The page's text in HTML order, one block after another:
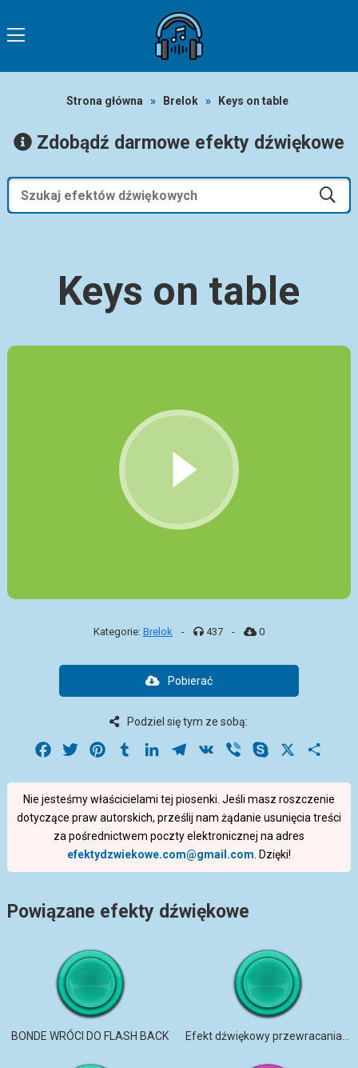
Strona główna » Brelok » Keys on table
Zdobądź darmowe efekty dźwiękowe
Keys on table
Kategorie: Brelok - 437 - 0
Pobierać
Podziel się tym ze sobą:
Facebook
Twitter PinterestTumblrLinkedInTelegram
VK Viber Skype
Nie jesteśmy właścicielami tej piosenki. Jeśli masz roszczenie
dotyczące praw autorskich, prześlij nam żądanie usunięcia treści
za pośrednictwem poczty elektronicznej na adres
efektydzwiekowe.com@gmail.com . Dzięki!
Powiązane efekty dźwiękowe
BONDE WRÓCI DO FLASH BACK